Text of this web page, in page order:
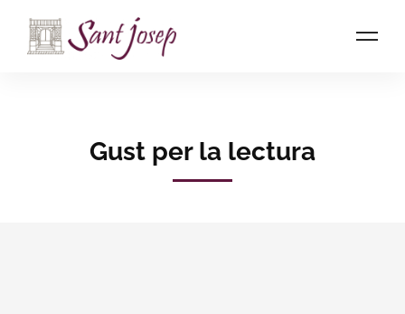
Home Gust per la lectura
Gust per la lectura